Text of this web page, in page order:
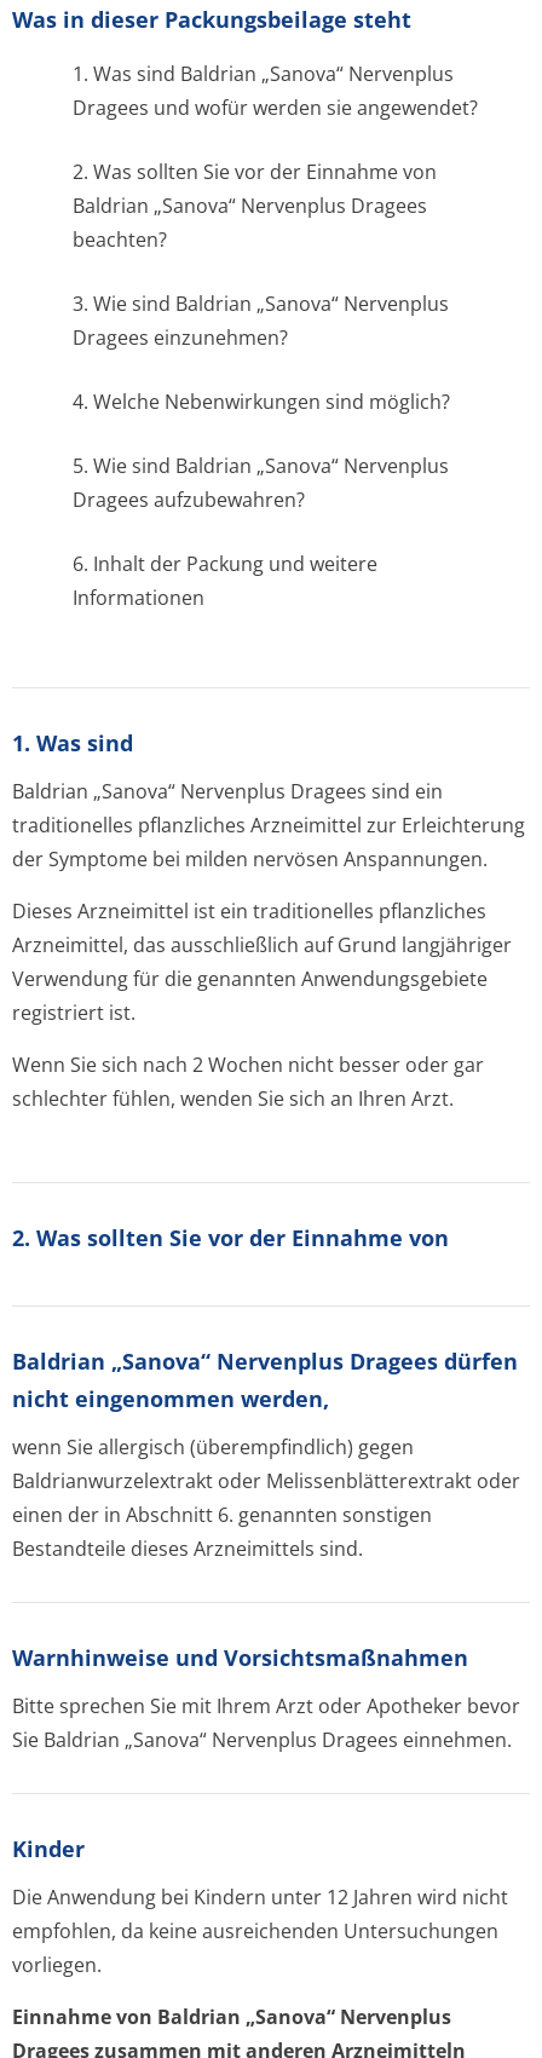
Was in dieser Packungsbeilage steht
1. Was sind Baldrian „Sanova“ Nervenplus
Dragees und wofür werden sie angewendet?
2. Was sollten Sie vor der Einnahme von
Baldrian „Sanova“ Nervenplus Dragees
beachten?
3. Wie sind Baldrian „Sanova“ Nervenplus
Dragees einzunehmen?
4. Welche Nebenwirkungen sind möglich?
5. Wie sind Baldrian „Sanova“ Nervenplus
Dragees aufzubewahren?
6. Inhalt der Packung und weitere
Informationen
1. Was sind
Baldrian „Sanova“ Nervenplus Dragees sind ein
traditionelles pflanzliches Arzneimittel zur Erleichterung
der Symptome bei milden nervösen Anspannungen.
Dieses Arzneimittel ist ein traditionelles pflanzliches
Arzneimittel, das ausschließlich auf Grund langjähriger
Verwendung für die genannten Anwendungsgebiete
registriert ist.
Wenn Sie sich nach 2 Wochen nicht besser oder gar
schlechter fühlen, wenden Sie sich an Ihren Arzt.
2. Was sollten Sie vor der Einnahme von
Baldrian „Sanova“ Nervenplus Dragees dürfen
nicht eingenommen werden,
wenn Sie allergisch (überempfindlich) gegen
Baldrianwurze­lextrakt oder Melissenblätte­rextrakt oder
einen der in Abschnitt 6. genannten sonstigen
Bestandteile dieses Arzneimittels sind.
Warnhinweise und Vorsichtsmaßnahmen
Bitte sprechen Sie mit Ihrem Arzt oder Apotheker bevor
Sie Baldrian „Sanova“ Nervenplus Dragees einnehmen.
Kinder
Die Anwendung bei Kindern unter 12 Jahren wird nicht
empfohlen, da keine ausreichenden Untersuchungen
vorliegen.
Einnahme von Baldrian „Sanova“ Nervenplus
Drageeszusammen mit anderen Arzneimitteln